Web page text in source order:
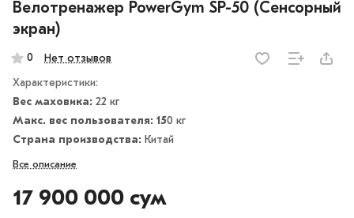
Велотренажер PowerGym SP-50 (Сенсорный
экран)
0 Нет отзывов
Характеристики:
Вес маховика: 22 кг
Макс. вес пользователя: 150 кг
Страна производства: Китай
Все описание
17 900 000 сум